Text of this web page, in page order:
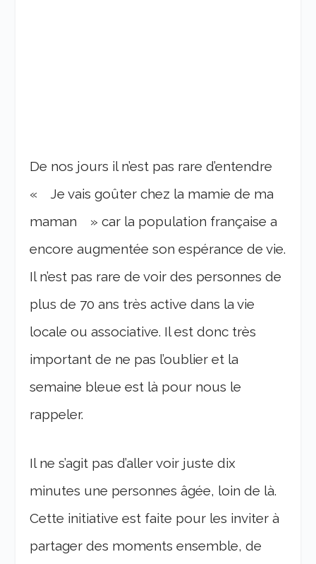
De nos jours il n’est pas rare d’entendre
« Je vais goûter chez la mamie de ma
maman » car la population française a
encore augmentée son espérance de vie.
Il n’est pas rare de voir des personnes de
plus de 70 ans très active dans la vie
locale ou associative. Il est donc très
important de ne pas l’oublier et la
semaine bleue est là pour nous le
rappeler.
Il ne s’agit pas d’aller voir juste dix
minutes une personnes âgée, loin de là.
Cette initiative est faite pour les inviter à
partager des moments ensemble, de